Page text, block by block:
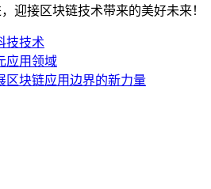
迎接区块链技术带来的美好未来！
技技术
应用领域
区块链应用边界的新力量